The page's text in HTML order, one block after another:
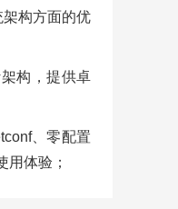
构方面的优
构，提供卓
、零配置
体验；